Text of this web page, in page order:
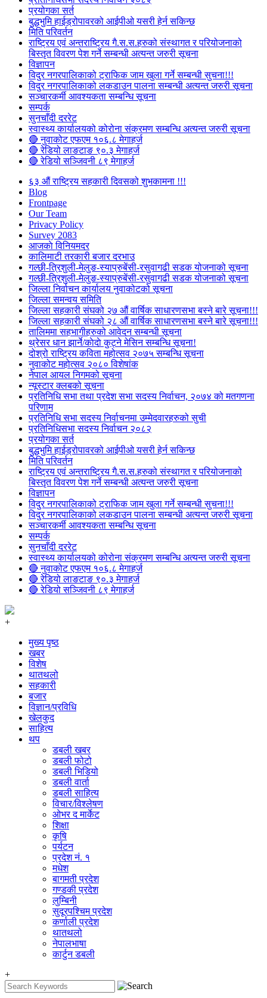
प्रयोगका सर्त
बुद्धभुमि हाईड्रोपावरको आईपीओ यसरी हेर्न सकिन्छ
मिति परिवर्तन
राष्ट्रिय एवं अन्तराष्ट्रिय गै.स.स.हरुको संस्थागत र परियोजनाको
बिस्तृत विवरण पेश गर्ने सम्बन्धी अत्यन्त जरुरी सूचना
विज्ञापन
विदुर नगरपालिकाको ट्राफिक जाम खुला गर्ने सम्बन्धी सुचना!!!
विदुर नगरपालिकाको लकडाउन पालना सम्बन्धी अत्यन्त जरुरी सूचना
सञ्चारकर्मी आवश्यकता सम्बन्धि सूचना
सम्पर्क
सुनचाँदी दररेट
स्वास्थ्य कार्यालयको कोरोना संक्रमण सम्बन्धि अत्यन्त जरुरी सूचना
🔴 नुवाकोट एफएम १०६.८ मेगाहर्ज
🔴 रेडियो लाङटाङ ९०.३ मेगाहर्ज
🔴 रेडियो सञ्जिवनी ८९ मेगाहर्ज
६३ औं राष्ट्रिय सहकारी दिवसको शुभकामना !!!
Blog
Frontpage
Our Team
Privacy Policy
Survey 2083
आजकाे विनियमदर
कालिमाटी तरकारी बजार दरभाउ
गल्छी-त्रिशुली-मेलुङ-स्याप्रुबेंसी-रसुवागढी सडक योजनाको सूचना
गल्छी-त्रिशुली-मेलुङ-स्याप्रुबेंसी-रसुवागढी सडक योजनाको सूचना
जिल्ला निर्वाचन कार्यालय नुवाकोटको सूचना
जिल्ला समन्वय समिति
जिल्ला सहकारी संघको २७ औं वार्षिक साधारणसभा बस्ने बारे सूचना!!!
जिल्ला सहकारी संघको २८ औं वार्षिक साधारणसभा बस्ने बारे सूचना!!!
तालिममा सहभागीहरुको आवेदन सम्बन्धी सूचना
थ्रेसर धान झार्ने/काेदाे कुट्ने मेसिन सम्बन्धि सूचना!
दोश्रो राष्ट्रिय कविता महोत्सव २०७५ सम्बन्धि सूचना
नुवाकोट महोत्सव २०८० विशेषांक
नेपाल आयल निगमको सूचना
न्यूस्टार क्लबको सूचना
प्रतिनिधि सभा तथा प्रदेश सभा सदस्य निर्वाचन, २०७४ को मतगणना
परिणाम
प्रतिनिधि सभा सदस्य निर्वाचनमा उम्मेदवारहरुको सुची
प्रतिनिधिसभा सदस्य निर्वाचन २०८२
प्रयोगका सर्त
बुद्धभुमि हाईड्रोपावरको आईपीओ यसरी हेर्न सकिन्छ
मिति परिवर्तन
राष्ट्रिय एवं अन्तराष्ट्रिय गै.स.स.हरुको संस्थागत र परियोजनाको
बिस्तृत विवरण पेश गर्ने सम्बन्धी अत्यन्त जरुरी सूचना
विज्ञापन
विदुर नगरपालिकाको ट्राफिक जाम खुला गर्ने सम्बन्धी सुचना!!!
विदुर नगरपालिकाको लकडाउन पालना सम्बन्धी अत्यन्त जरुरी सूचना
सञ्चारकर्मी आवश्यकता सम्बन्धि सूचना
सम्पर्क
सुनचाँदी दररेट
स्वास्थ्य कार्यालयको कोरोना संक्रमण सम्बन्धि अत्यन्त जरुरी सूचना
🔴 नुवाकोट एफएम १०६.८ मेगाहर्ज
🔴 रेडियो लाङटाङ ९०.३ मेगाहर्ज
🔴 रेडियो सञ्जिवनी ८९ मेगाहर्ज
+
मुख्य पृष्ठ
खबर
विशेष
थातथलो
सहकारी
बजार
विज्ञान/प्रविधि
खेलकुद
साहित्य
थप
डबली खबर
डबली फोटो
डबली भिडियो
डबली वार्ता
डबली साहित्य
विचार/विश्‍लेषण
ओभर द मार्केट
शिक्षा
कृषि
पर्यटन
प्रदेश नं. १
मधेश
बागमती प्रदेश
गण्डकी प्रदेश
लुम्बिनी
सुदूरपश्चिम प्रदेश
कर्णाली प्रदेश
थातथलो
नेपालभाषा
कार्टुन डबली
+